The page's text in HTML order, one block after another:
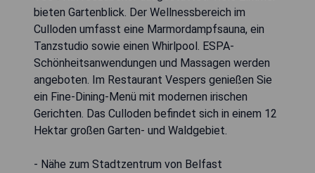
bieten Gartenblick. Der Wellnessbereich im
Culloden umfasst eine Marmordampfsauna, ein
Tanzstudio sowie einen Whirlpool. ESPA-
Schönheitsanwendungen und Massagen werden
angeboten. Im Restaurant Vespers genießen Sie
ein Fine-Dining-Menü mit modernen irischen
Gerichten. Das Culloden befindet sich in einem 12
Hektar großen Garten- und Waldgebiet.
- Nähe zum Stadtzentrum von Belfast